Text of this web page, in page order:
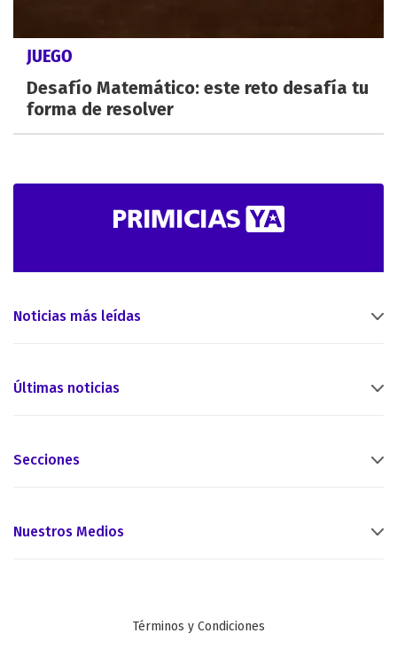
JUEGO
Desafío Matemático: este reto desafía tu
forma de resolver
Noticias más leídas
Últimas noticias
Secciones
Nuestros Medios
Términos y Condiciones